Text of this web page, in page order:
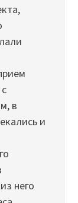
в
и
него